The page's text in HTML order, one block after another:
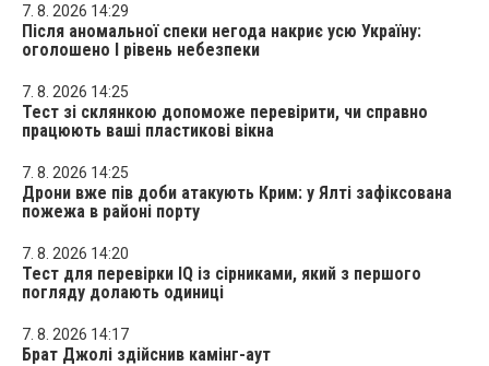
7. 8. 2026 14:29
Після аномальної спеки негода накриє усю Україну:
оголошено І рівень небезпеки
7. 8. 2026 14:25
Тест зі склянкою допоможе перевірити, чи справно
працюють ваші пластикові вікна
7. 8. 2026 14:25
Дрони вже пів доби атакують Крим: у Ялті зафіксована
пожежа в районі порту
7. 8. 2026 14:20
Тест для перевірки IQ із сірниками, який з першого
погляду долають одиниці
7. 8. 2026 14:17
Брат Джолі здійснив камінг-аут